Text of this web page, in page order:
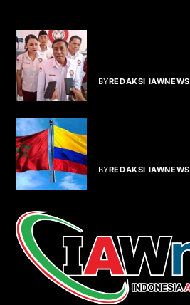
BYREDAKSI IAWNEWS
BYREDAKSI IAWNEWS